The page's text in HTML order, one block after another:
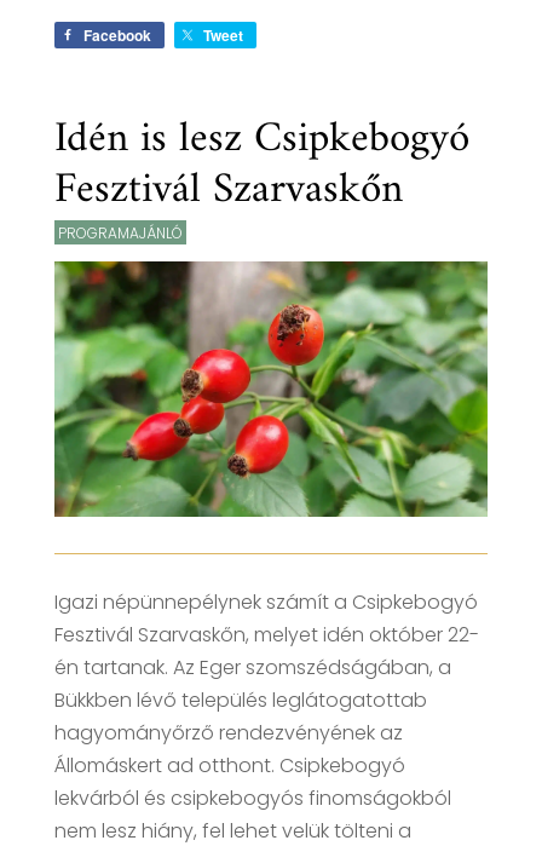
Facebook Tweet
Idén is lesz Csipkebogyó
Fesztivál Szarvaskőn
PROGRAMAJÁNLÓ
Igazi népünnepélynek számít a Csipkebogyó
Fesztivál Szarvaskőn, melyet idén október 22-
én tartanak. Az Eger szomszédságában, a
Bükkben lévő település leglátogatottab
hagyományőrző rendezvényének az
Állomáskert ad otthont. Csipkebogyó
lekvárból és csipkebogyós finomságokból
nem lesz hiány, fel lehet velük tölteni a